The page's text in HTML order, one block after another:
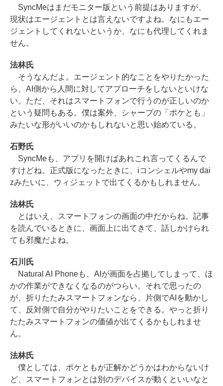
SyncMeはまだモニター版という前提はありますが、
現状はエージェントとは言えないですよね。なにもエー
ジェントしてくれないというか、なにも代理してくれま
せん。
法林氏
そうなんだよ。エージェント的なことをやりたかった
ら、AI側から人間に対してアプローチをしないといけな
い。ただ、それはスマートフォンで行うのが正しいのか
という疑問もある。僕は案外、シャープの「ポケとも」
みたいな形がいいのかもしれないと思い始めている。
石野氏
SyncMeも、アプリを開けばあれこれ言ってくるんで
すけどね。正式版になったときに、iコンシェルやmy dai
zみたいに、ウィジェットで出てくるかもしれません。
法林氏
とはいえ、スマートフォンの画面の中だからね。記事
を読んでいるときに、画面上に出てきて、話しかけられ
ても邪魔だよね。
石川氏
Natural AI Phoneも、AIが画面を占拠してしまって、ほ
かの作業ができなくなるのがつらい。それで思ったの
が、折りたたみスマートフォンなら、片側でAIを動かし
て、反対側で自分がやりたいことをできる。やっと折り
たたみスマートフォンの価値が出てくるかもしれませ
ん。
法林氏
僕としては、ポケともが正解かどうかはわからないけ
ど、スマートフォンとは別のデバイスが動くといいなと